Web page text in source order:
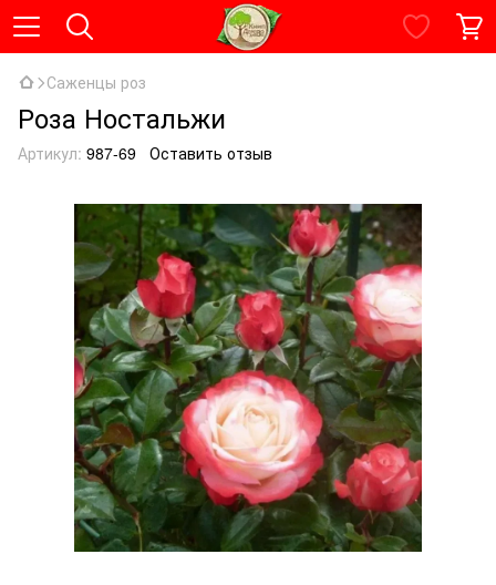
Саженцы роз
Роза Ностальжи
Артикул: 987-69 Оставить отзыв